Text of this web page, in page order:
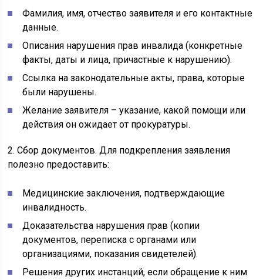
Фамилия, имя, отчество заявителя и его контактные
данные.
Описания нарушения прав инвалида (конкретные
факты, даты и лица, причастные к нарушению).
Ссылка на законодательные акты, права, которые
были нарушены.
Желание заявителя – указание, какой помощи или
действия он ожидает от прокуратуры.
2. Сбор документов. Для подкрепления заявления
полезно предоставить:
Медицинские заключения, подтверждающие
инвалидность.
Доказательства нарушения прав (копии
документов, переписка с органами или
организациями, показания свидетелей).
Решения других инстанций, если обращение к ним